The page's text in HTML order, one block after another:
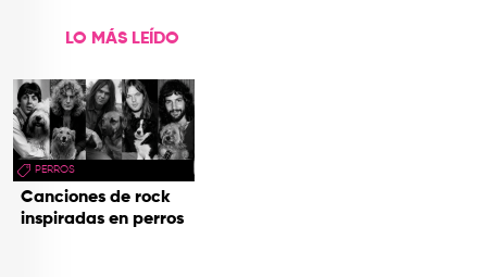
LO MÁS LEÍDO
PERROS
Canciones de rock
inspiradas en perros